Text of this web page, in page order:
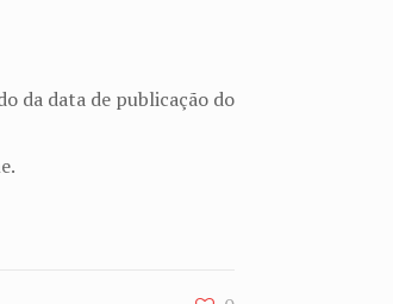
da data de publicação do